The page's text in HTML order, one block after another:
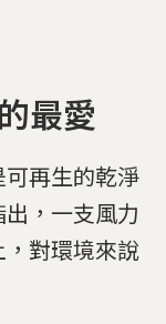
最愛
再生的乾淨
，一支風力
對環境來說